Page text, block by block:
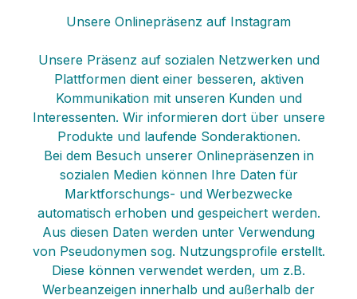
Unsere Onlinepräsenz auf Instagram
Unsere Präsenz auf sozialen Netzwerken und
Plattformen dient einer besseren, aktiven
Kommunikation mit unseren Kunden und
Interessenten. Wir informieren dort über unsere
Produkte und laufende Sonderaktionen.
Bei dem Besuch unserer Onlinepräsenzen in
sozialen Medien können Ihre Daten für
Marktforschungs- und Werbezwecke
automatisch erhoben und gespeichert werden.
Aus diesen Daten werden unter Verwendung
von Pseudonymen sog. Nutzungsprofile erstellt.
Diese können verwendet werden, um z.B.
Werbeanzeigen innerhalb und außerhalb der